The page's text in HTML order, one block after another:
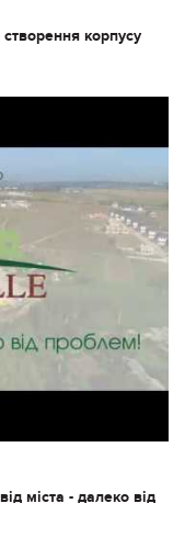
корпусу
міста - далеко від